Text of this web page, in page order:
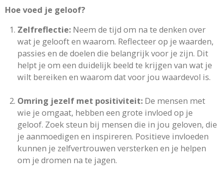
Hoe voed je geloof?
Zelfreflectie:Neem de tijd om na te denken over
wat je gelooft en waarom. Reflecteer op je waarden,
passies en de doelen die belangrijk voor je zijn. Dit
helpt je om een duidelijk beeld te krijgen van wat je
wilt bereiken en waarom dat voor jou waardevol is.
Omring jezelf met positiviteit:De mensen met
wie je omgaat, hebben een grote invloed op je
geloof. Zoek steun bij mensen die in jou geloven, die
je aanmoedigen en inspireren. Positieve invloeden
kunnen je zelfvertrouwen versterken en je helpen
om je dromen na te jagen.